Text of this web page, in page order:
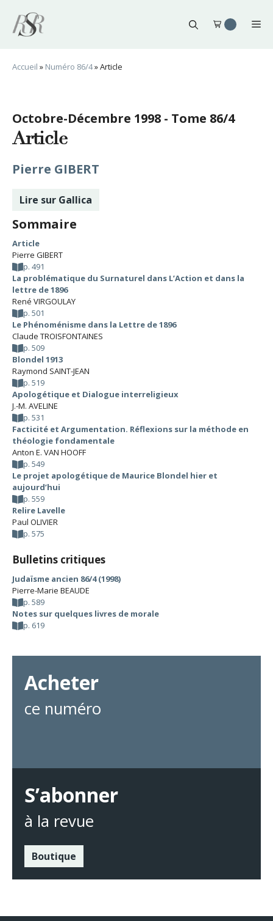
contenu
Accueil » Numéro 86/4»Article
Octobre-Décembre 1998 - Tome 86/4
Article
Pierre GIBERT
Lire sur Gallica
Sommaire
Article
Pierre GIBERT
p. 491
La problématique du Surnaturel dans L’Action et dans la
lettre de 1896
René VIRGOULAY
p. 501
Le Phénoménisme dans la Lettre de 1896
Claude TROISFONTAINES
p. 509
Blondel 1913
Raymond SAINT-JEAN
p. 519
Apologétique et Dialogue interreligieux
J.-M. AVELINE
p. 531
Facticité et Argumentation. Réflexions sur la méthode en
théologie fondamentale
Anton E. VAN HOOFF
p. 549
Le projet apologétique de Maurice Blondel hier et
aujourd’hui
p. 559
Relire Lavelle
Paul OLIVIER
p. 575
Bulletins critiques
Judaïsme ancien 86/4 (1998)
Pierre-Marie BEAUDE
p. 589
Notes sur quelques livres de morale
p. 619
Acheter
ce numéro
S’abonner
à la revue
Boutique